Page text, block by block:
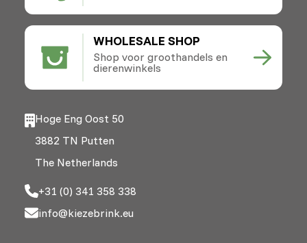
WHOLESALE SHOP
Shop voor groothandels en
dierenwinkels
Hoge Eng Oost 50
3882 TN Putten
The Netherlands
+31 (0) 341 358 338
info@kiezebrink.eu